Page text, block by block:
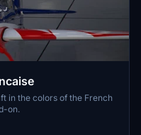
in the colors of the French
on.